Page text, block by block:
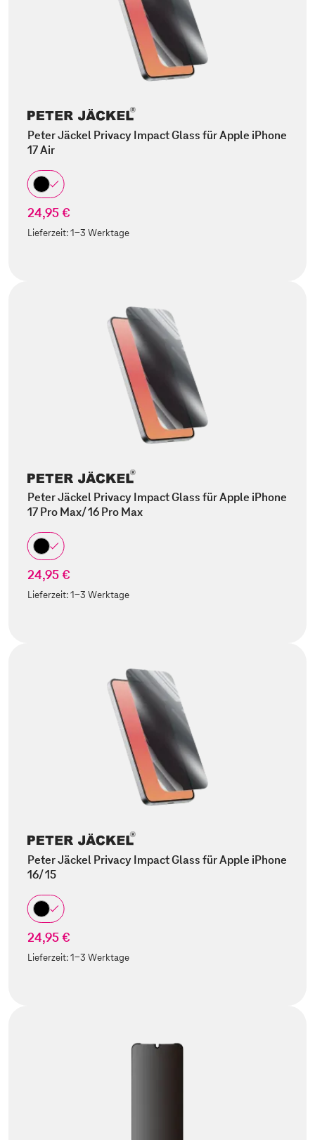
Peter Jäckel Privacy Impact Glass für Apple iPhone
17 Air
24,95 €
Lieferzeit:1-3 Werktage
Peter Jäckel Privacy Impact Glass für Apple iPhone
17 Pro Max/ 16 Pro Max
24,95 €
Lieferzeit:1-3 Werktage
Peter Jäckel Privacy Impact Glass für Apple iPhone
16/ 15
24,95 €
Lieferzeit:1-3 Werktage